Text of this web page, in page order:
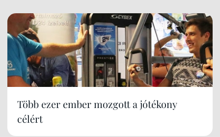
Több ezer ember mozgott a jótékony
célért